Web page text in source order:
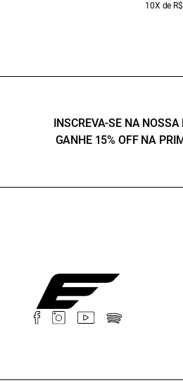
10X de
INSCREVA-SE NA NOSSA
GANHE 15% OFF NA